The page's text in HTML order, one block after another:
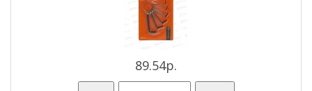
89.54р.